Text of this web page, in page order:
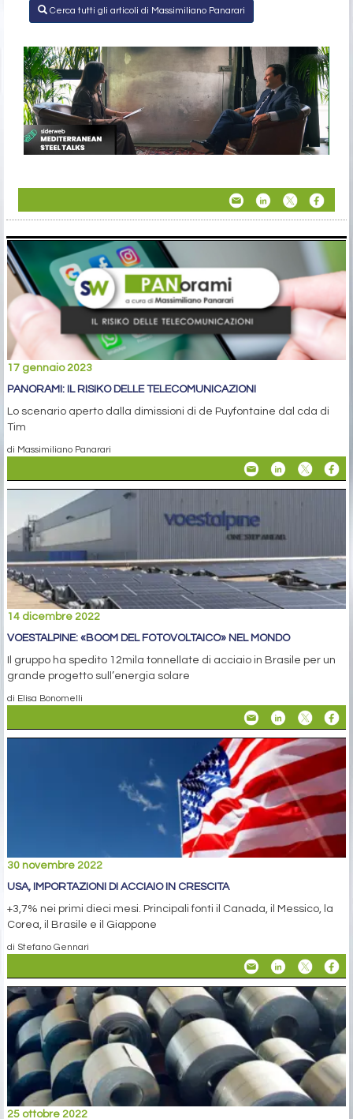
Cerca tutti gli articoli di Massimiliano Panarari
17 gennaio 2023
PANORAMI: IL RISIKO DELLE TELECOMUNICAZIONI
Lo scenario aperto dalla dimissioni di de Puyfontaine dal cda di
Tim
di Massimiliano Panarari
14 dicembre 2022
VOESTALPINE: «BOOM DEL FOTOVOLTAICO» NEL MONDO
Il gruppo ha spedito 12mila tonnellate di acciaio in Brasile per un
grande progetto sull’energia solare
di Elisa Bonomelli
30 novembre 2022
USA, IMPORTAZIONI DI ACCIAIO IN CRESCITA
+3,7% nei primi dieci mesi. Principali fonti il Canada, il Messico, la
Corea, il Brasile e il Giappone
di Stefano Gennari
25 ottobre 2022